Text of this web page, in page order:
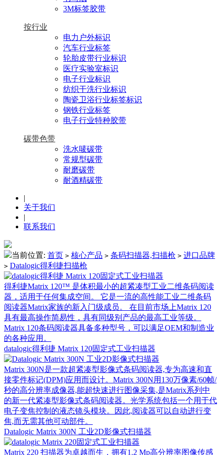
3M标签胶带
按行业
电力户外标识
汽车行业标签
轮胎皮带行业标识
医疗实验室标识
电子行业标识
纺织干洗行业标识
陶瓷卫浴行业标签标识
钢铁行业标签
电子行业特种胶带
碳带色带
洗水唛碳带
常规型碳带
耐磨碳带
耐酒精碳带
|
关于我们
|
联系我们
当前位置: 首页 > 核心产品 > 条码扫描器,扫描枪 > 进口品牌
> Datalogic得利捷扫描枪
得利捷Matrix 120™ 是体积最小的超紧凑型工业二维条码阅读
器，适用于任何集成空间。 它是一流的高性能工业二维条码
阅读器Matrix家族的新入门级成员。 在目前市场上Matrix 120
具有最高操作简易性，具有同级别产品的最高工业等级。
Matrix 120条码阅读器具备多种型号，可以满足OEM和制造业
的各种应用。
datalogic得利捷 Matrix 120固定式工业扫描器
Matrix 300N是一款超紧凑型影像式条码阅读器,专为高速和直
接零件标记(DPM)应用而设计。Matrix 300N用130万像素/60帧/
秒的高分辨率成像器,能超快速进行图像采集,是Matrix系列中
的新一代紧凑型影像式条码阅读器。光学系统包括一个用于代
电子变焦控制的液态镜头模块。因此,阅读器可以自动进行变
焦,而无需其他可动部件。
Datalogic Matrix 300N 工业2D影像式扫描器
Matrix 220 扫描器为卓越而生，拥有1.2 Mp高分辨率图像传感